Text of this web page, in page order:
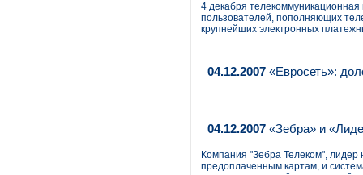
4 декабря
пользователей, пополняющих
крупнейших электронных
04.12.2007 «Евросеть»:
04.12.2007 «Зебра» и
Компания "Зебра Телеком", лидер
предоплаченным картам, и